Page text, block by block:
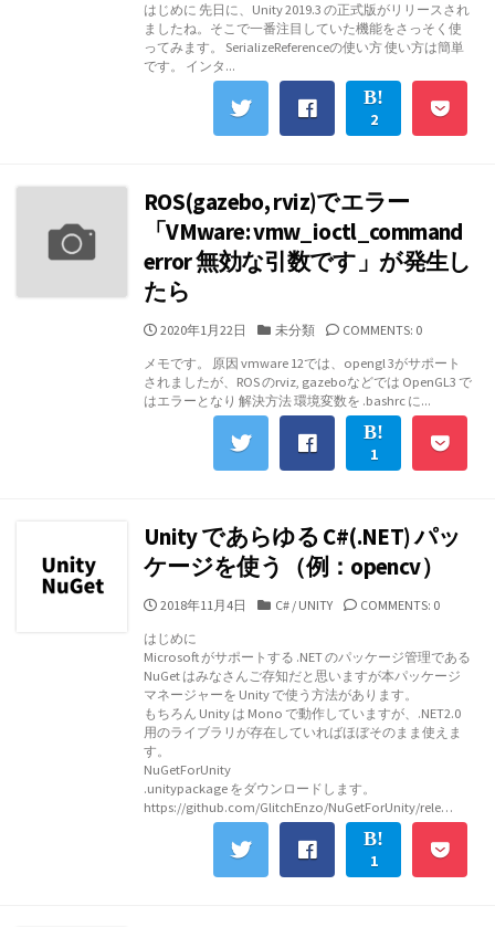
リ
ー
はじめに 先日に、Unity 2019.3 の正式版がリリースされ
ましたね。そこで一番注目していた機能をさっそく使
ってみます。 SerializeReferenceの使い方 使い方は簡単
です。 インタ...
2
ROS(gazebo, rviz)でエラー
「VMware: vmw_ioctl_command
error 無効な引数です」が発生し
たら
公
日
2020年1月22日
カ
ゴ
リ
ー
未分類
COMMENTS: 0
メモです。 原因 vmware 12では、opengl 3がサポート
されましたが、ROS のrviz, gazeboなどでは OpenGL3 で
はエラーとなり 解決方法 環境変数を .bashrc に...
1
Unity であらゆる C#(.NET) パッ
ケージを使う（例：opencv）
公
日
2018年11月4日
カ
リ
ー
C#/ UNITY
COMMENTS: 0
はじめに
Microsoft がサポートする .NET のパッケージ管理である
NuGet はみなさんご存知だと思いますが本パッケージ
マネージャーを Unity で使う方法があります。
もちろん Unity は Mono で動作していますが、.NET2.0
用のライブラリが存在していればほぼそのまま使えま
す。
NuGetForUnity
.unitypackage をダウンロードします。
https://github.com/GlitchEnzo/NuGetForUnity/rele…
1